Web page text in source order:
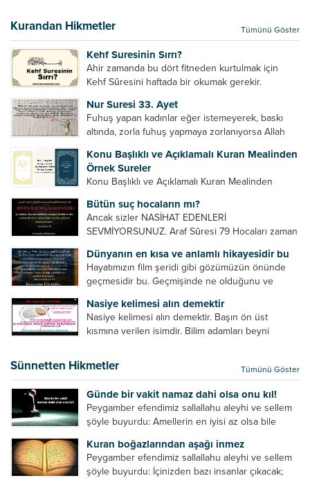
elçilik yaptığı makam adına teşri yapamaz. Sadece
elçi kelimesinin manasından...
Kurandan Hikmetler Tümünü Göster
Kehf Suresinin Sırrı?
Ahir zamanda bu dört fitneden kurtulmak için
Kehf Sûresini haftada bir okumak gerekir.
din algısı, yanlış din öğreten hoca algısını yenmek
vb. Dini doğru...
Nur Suresi 33. Ayet
Fuhuş yapan kadınlar eğer istemeyerek, baskı
altında, zorla fuhuş yapmaya zorlanıyorsa Allah
cariyelerinizi dünya hayatının menfaatini elde
etmek için fuhuş yapmaya zorlamayın. Her...
Konu Başlıklı ve Açıklamalı Kuran Mealinden
Örnek Sureler
Konu Başlıklı ve Açıklamalı Kuran Mealinden
Bütün suç hocaların mı?
Ancak sizler NASİHAT EDENLERİ
SEVMİYORSUNUZ. Araf Sûresi 79 Hocaları zaman
geliştirmeleri hususunda bazen açık bazen gizli
tenkitlerde bulunmuşuzdur. Örneğin hocalarda
olması gereken hususları sıralar ve...
Dünyanın en kısa ve anlamlı hikayesidir bu
Hayatımızın film şeridi gibi gözümüzün önünde
geçmesidir bu. Geçmişinde ne olduğunu ve
âyetlere baksın. Hayatı özetler misin sorusuna
verilebilecek en kısa ve bir o...
Nasiye kelimesi alın demektir
Nasiye kelimesi alın demektir. Başın ön üst
kısmına verilen isimdir. Bilim adamları beyni
Beynin ön kısmında bulunan bölüme ön bellek
denir. Bu kısım insan vücudunda...
Sünnetten Hikmetler Tümünü Göster
Günde bir vakit namaz dahi olsa onu kıl!
Peygamber efendimiz sallallahu aleyhi ve sellem
şöyle buyurdu: Amellerin en iyisi az olsa bile
bir yere sahiptir. Namaz kul ile Allah arasındaki bir
toplantıdır....
Kuran boğazlarından aşağı inmez
Peygamber efendimiz sallallahu aleyhi ve sellem
şöyle buyurdu: İçinizden bazı insanlar çıkacak;